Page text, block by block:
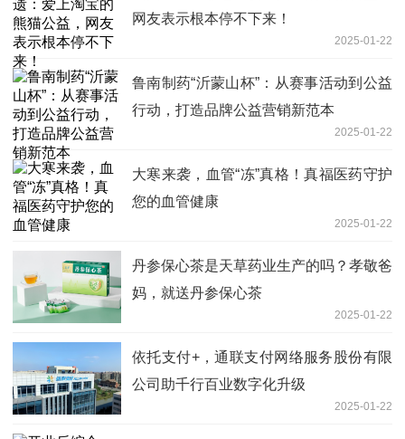
网友表示根本停不下来！
2025-01-22
鲁南制药“沂蒙山杯”：从赛事活动到公益
行动，打造品牌公益营销新范本
2025-01-22
大寒来袭，血管“冻”真格！真福医药守护
您的血管健康
2025-01-22
丹参保心茶是天草药业生产的吗？孝敬爸
妈，就送丹参保心茶
2025-01-22
依托支付+，通联支付网络服务股份有限
公司助千行百业数字化升级
2025-01-22